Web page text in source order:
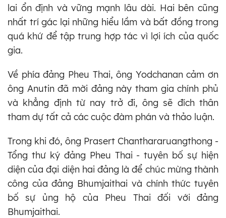
lai ổn định và vững mạnh lâu dài. Hai bên cũng
nhất trí gác lại những hiểu lầm và bất đồng trong
quá khứ để tập trung hợp tác vì lợi ích của quốc
gia.
Về phía đảng Pheu Thai, ông Yodchanan cảm ơn
ông Anutin đã mời đảng này tham gia chính phủ
và khẳng định từ nay trở đi, ông sẽ đích thân
tham dự tất cả các cuộc đàm phán và thảo luận.
Trong khi đó, ông Prasert Chanthararuangthong -
Tổng thư ký đảng Pheu Thai - tuyên bố sự hiện
diện của đại diện hai đảng là để chúc mừng thành
công của đảng Bhumjaithai và chính thức tuyên
bố sự ủng hộ của Pheu Thai đối với đảng
Bhumjaithai.